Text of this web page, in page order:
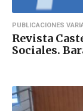
PUBLICACIONES
Revista
Sociales.